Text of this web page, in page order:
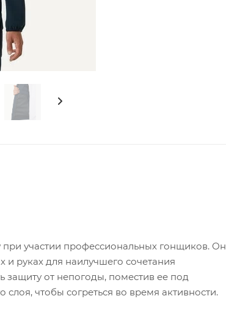
участии профессиональных гонщиков. Он
и руках для наилучшего сочетания
защиту от непогоды, поместив ее под
чтобы согреться во время активности.